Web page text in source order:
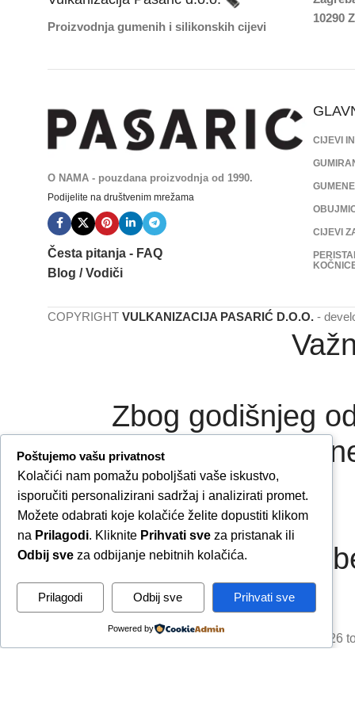
Proizvodnja gumenih i silikonskih cijevi
10290
O NAMA - pouzdana proizvodnja od 1990.
Podijelite na društvenim mrežama
Česta pitanja - FAQ
Blog / Vodiči
CIJEVI
CIJEVI
COPYRIGHT VULKANIZACIJA PASARIĆ D.O.O. -
Zbog godišnjeg
narudžbe
Završetkom
Due to our annual holiday from 1 August
Poštujemo vašu privatnost
Kolačići nam pomažu poboljšati vaše iskustvo,
isporučiti personalizirani sadržaj i analizirati promet.
Možete odabrati koje kolačiće želite dopustiti klikom
na Prilagodi. Kliknite Prihvati sve za pristanak ili
Odbij sve za odbijanje nebitnih kolačića.
Prilagodi Odbij sve Prihvati sve
Powered by